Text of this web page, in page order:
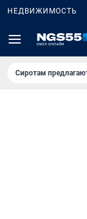
НЕДВИЖИМОСТЬ
Сиротам